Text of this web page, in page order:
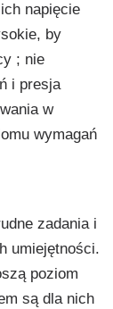
napięcie
by
; nie
i presja
w
wymagań
zadania i
umiejętności.
poziom
są dla nich